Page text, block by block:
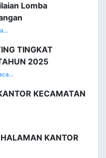
Lomba
TINGKAT
2025
KECAMATAN
HALAMAN KANTOR